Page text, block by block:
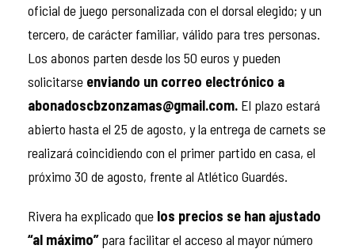
oficial de juego personalizada con el dorsal elegido; y un
tercero, de carácter familiar, válido para tres personas.
Los abonos parten desde los 50 euros y pueden
solicitarse enviando un correo electrónico a
abonadoscbzonzamas@gmail.com. El plazo estará
abierto hasta el 25 de agosto, y la entrega de carnets se
realizará coincidiendo con el primer partido en casa, el
próximo 30 de agosto, frente al Atlético Guardés.
Rivera ha explicado que los precios se han ajustado
“al máximo”para facilitar el acceso al mayor número